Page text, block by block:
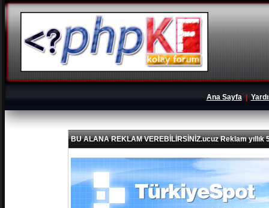
Ana Sayfa|
BU ALANA REKLAM VEREBİLİRSİNİZ.ucuz Reklam yıllık